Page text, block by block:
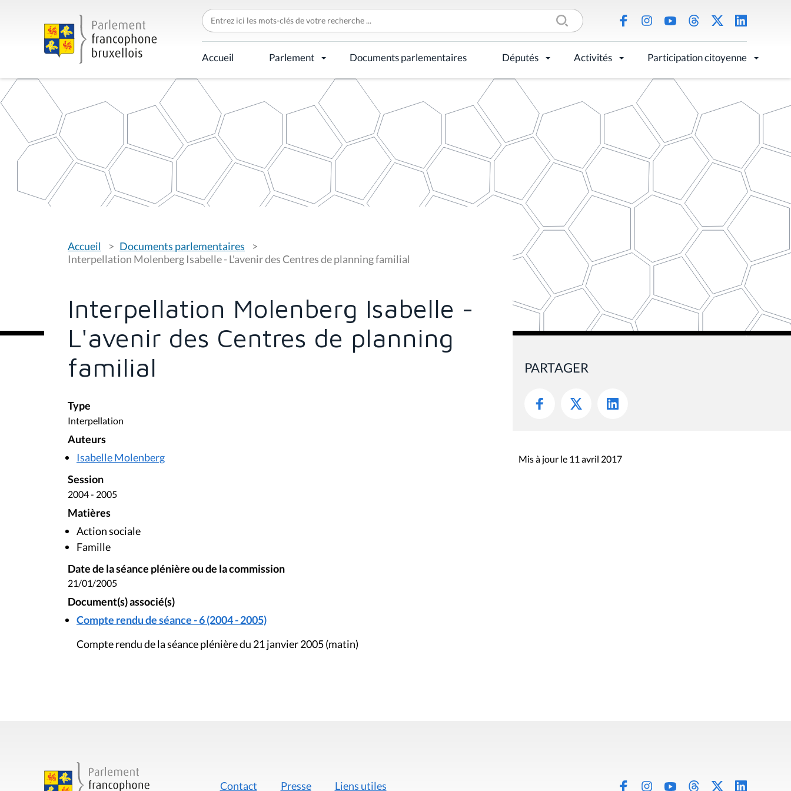
C
h
e
r
c
h
r
p
Accueil Parlement Documents parlementaires Députés Activités Participation citoyenne
o
u
Accueil
Documents parlementaires
Interpellation Molenberg Isabelle - L'avenir des Centres de planning familial
Interpellation Molenberg Isabelle -
L'avenir des Centres de planning
familial
Type
Interpellation
Auteurs
Isabelle Molenberg
Session
2004 - 2005
Matières
Action sociale
Famille
Date de la séance plénière ou de la commission
21/01/2005
Document(s) associé(s)
Compte rendu de séance - 6 (2004 - 2005)
Compte rendu de la séance plénière du 21 janvier 2005 (matin)
PARTAGER
Mis à jour le 11 avril 2017
Contact Presse Liens utiles